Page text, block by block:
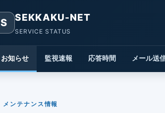
S SEKKAKU-NET
SERVICE STATUS
お知らせ 監視速報 応答時間 メール送
メンテナンス情報